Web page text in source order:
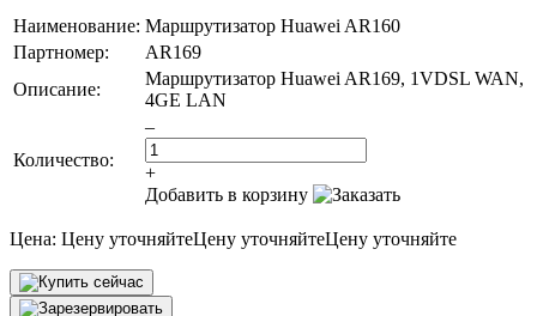
Наименование: Маршрутизатор Huawei AR160
Партномер:
AR169
Описание:
Маршрутизатор Huawei AR169, 1VDSL WAN,
4GE LAN
Количество:
–
+
Добавить в корзину
Цена: Цену уточняйтеЦену уточняйтеЦену уточняйте